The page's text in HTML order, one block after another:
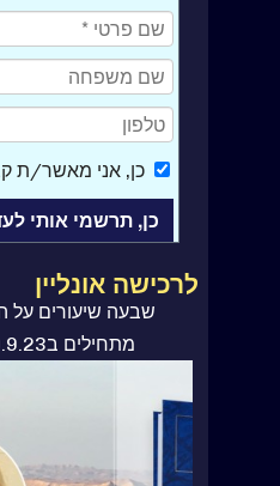
כן, אני מאשר/ת
לרכישה אונליין
שבעה שיעורים על
מתחילים ב19.9.23
ספר קורס